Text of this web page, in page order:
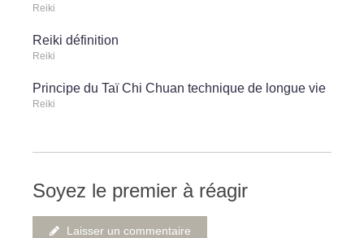
Reiki
Reiki définition
Reiki
Principe du Taï Chi Chuan technique de longue vie
Reiki
Soyez le premier à réagir
Laisser un commentaire